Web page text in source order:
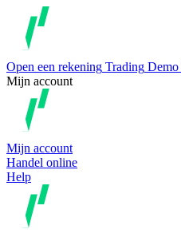
Open een rekening Trading Demo
Mijn account
Mijn account
Handel online
Help